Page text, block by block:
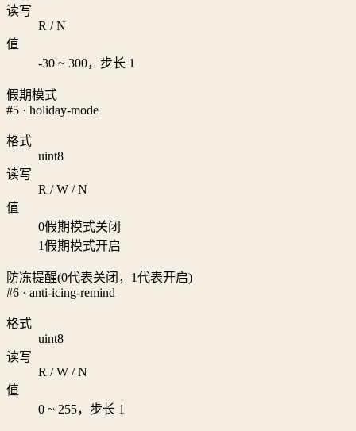
读写
R / N
值
-30 ~ 300，步长 1
假期模式
#5 · holiday-mode
格式
uint8
读写
R / W / N
值
0假期模式关闭
1假期模式开启
防冻提醒(0代表关闭，1代表开启)
#6 · anti-icing-remind
格式
uint8
读写
R / W / N
值
0 ~ 255，步长 1